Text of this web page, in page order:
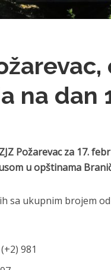
na dan
Požarevac za 17.
u opštinama
sa ukupnim brojem
981